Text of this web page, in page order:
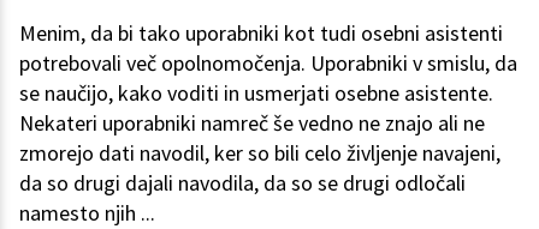
Menim, da bi tako uporabniki kot tudi osebni asistenti
potrebovali več opolnomočenja. Uporabniki v smislu, da
se naučijo, kako voditi in usmerjati osebne asistente.
Nekateri uporabniki namreč še vedno ne znajo ali ne
zmorejo dati navodil, ker so bili celo življenje navajeni,
da so drugi dajali navodila, da so se drugi odločali
namesto njih ...